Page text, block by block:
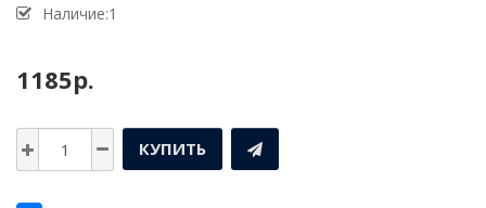
Наличие:1
1185р.
КУПИТЬ